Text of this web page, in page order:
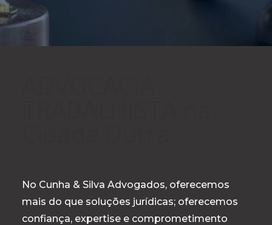
No Cunha & Silva Advogados, oferecemos
mais do que soluções jurídicas; oferecemos
confiança, expertise e comprometimento